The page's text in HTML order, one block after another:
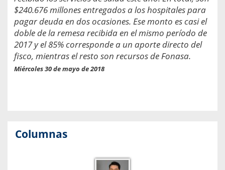
$240.676 millones entregados a los hospitales para
pagar deuda en dos ocasiones. Ese monto es casi el
doble de la remesa recibida en el mismo período de
2017 y el 85% corresponde a un aporte directo del
fisco, mientras el resto son recursos de Fonasa.
Miércoles 30 de mayo de 2018
Columnas